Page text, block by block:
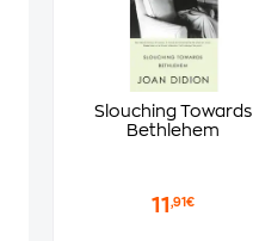
Slouching Towards
Bethlehem
11,91€